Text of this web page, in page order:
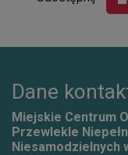
Dane
Miejskie Centrum
Przewlekle
Niesamodzielnych